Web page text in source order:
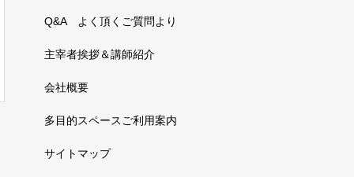
Q&A よく頂くご質問より
主宰者挨拶＆講師紹介
会社概要
多目的スペースご利用案内
サイトマップ